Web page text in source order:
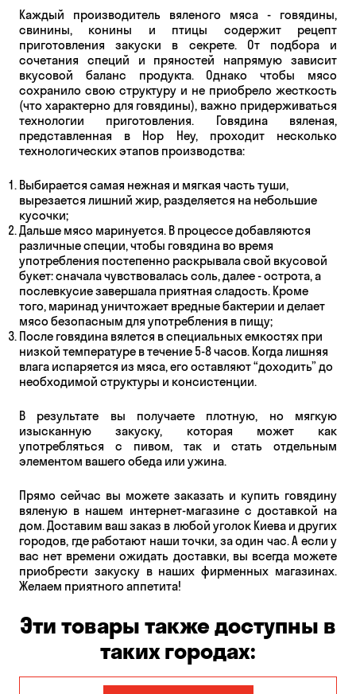
Каждый производитель вяленого мяса - говядины,
свинины, конины и птицы содержит рецепт
приготовления закуски в секрете. От подбора и
сочетания специй и пряностей напрямую зависит
вкусовой баланс продукта. Однако чтобы мясо
сохранило свою структуру и не приобрело жесткость
(что характерно для говядины), важно придерживаться
технологии приготовления. Говядина вяленая,
представленная в Hop Hey, проходит несколько
технологических этапов производства:
Выбирается самая нежная и мягкая часть туши,
вырезается лишний жир, разделяется на небольшие
кусочки;
Дальше мясо маринуется. В процессе добавляются
различные специи, чтобы говядина во время
употребления постепенно раскрывала свой вкусовой
букет: сначала чувствовалась соль, далее - острота, а
послевкусие завершала приятная сладость. Кроме
того, маринад уничтожает вредные бактерии и делает
мясо безопасным для употребления в пищу;
После говядина вялется в специальных емкостях при
низкой температуре в течение 5-8 часов. Когда лишняя
влага испаряется из мяса, его оставляют “доходить” до
необходимой структуры и консистенции.
В результате вы получаете плотную, но мягкую
изысканную закуску, которая может как
употребляться с пивом, так и стать отдельным
элементом вашего обеда или ужина.
Прямо сейчас вы можете заказать и купить говядину
вяленую в нашем интернет-магазине с доставкой на
дом. Доставим ваш заказ в любой уголок Киева и других
городов, где работают наши точки, за один час. А если у
вас нет времени ожидать доставки, вы всегда можете
приобрести закуску в наших фирменных магазинах.
Желаем приятного аппетита!
Эти товары также доступны в
таких городах: